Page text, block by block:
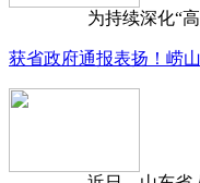
为持续深化“高
获省政府通报表扬！崂